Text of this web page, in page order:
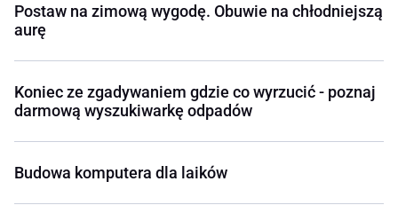
Postaw na zimową wygodę. Obuwie na chłodniejszą
aurę
Koniec ze zgadywaniem gdzie co wyrzucić - poznaj
darmową wyszukiwarkę odpadów
Budowa komputera dla laików